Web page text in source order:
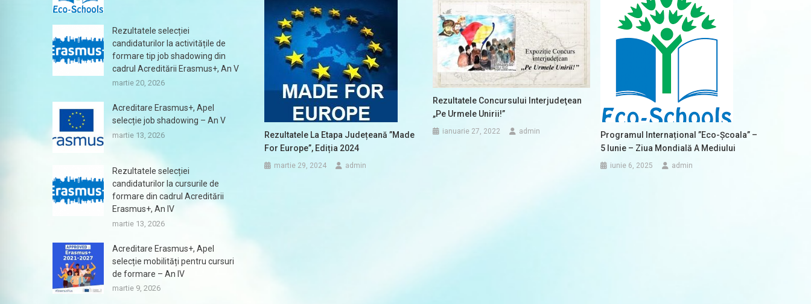
Rezultatele La Etapa Județeană ”Made
For Europe”, Ediția 2024
martie 29, 2024 admin
Rezultatele Concursului Interjudeţean
„Pe Urmele Unirii!”
ianuarie 27, 2022 admin
Programul Internațional ”Eco-Școala” –
5 Iunie – Ziua Mondială A Mediului
iunie 6, 2025 admin
Rezultatele selecției
candidaturilor la activitățile de
formare tip job shadowing din
cadrul Acreditării Erasmus+, An V
martie 20, 2026
Acreditare Erasmus+, Apel
selecție job shadowing – An V
martie 13, 2026
Rezultatele selecției
candidaturilor la cursurile de
formare din cadrul Acreditării
Erasmus+, An IV
martie 13, 2026
Acreditare Erasmus+, Apel
selecție mobilități pentru cursuri
de formare – An IV
martie 9, 2026